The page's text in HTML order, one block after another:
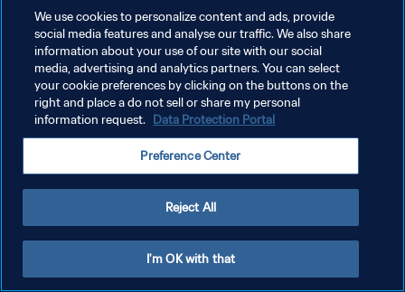
We use cookies to personalize content and ads, provide
social media features and analyse our traffic. We also share
information about your use of our site with our social
media, advertising and analytics partners. You can select
your cookie preferences by clicking on the buttons on the
right and place a do not sell or share my personal
information request. Data Protection Portal
Preference Center
Reject All
I'm OK with that